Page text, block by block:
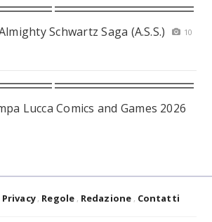
Schwartz Saga (A.S.S.)
10
Lucca Comics and Games 2026
Privacy Regole Redazione Contatti